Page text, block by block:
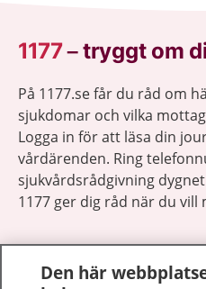
1177–tryggt om
På 1177.se får du råd om
sjukdomar och vilka
Logga in för att läsa din
vårdärenden. Ring
sjukvårdsrådgivning
1177 ger dig råd när du vill
Den här